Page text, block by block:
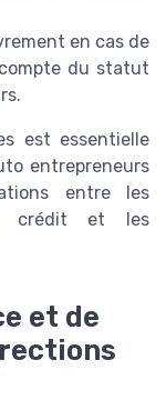
en cas de
du statut
est essentielle
entrepreneurs
entre les
crédit et les
et de